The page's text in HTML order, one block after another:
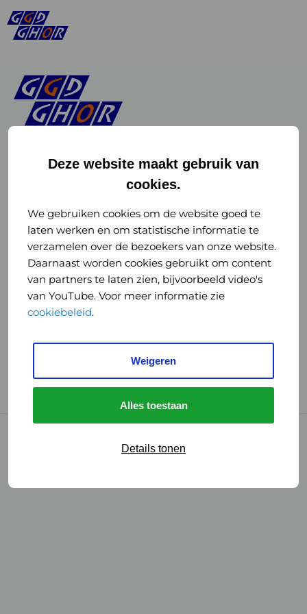
Deze website maakt gebruik van
cookies.
We gebruiken cookies om de website goed te
laten werken en om statistische informatie te
verzamelen over de bezoekers van onze website.
Daarnaast worden cookies gebruikt om content
van partners te laten zien, bijvoorbeeld video's
van YouTube. Voor meer informatie zie
cookiebeleid.
Weigeren
Alles toestaan
Details tonen
of
GGD
GHOR
Nederland
Instagram
of
GGD
GHOR
Nederland
GGD Reizen op social media
GGD Reizen
GGD Reisvaccinaties